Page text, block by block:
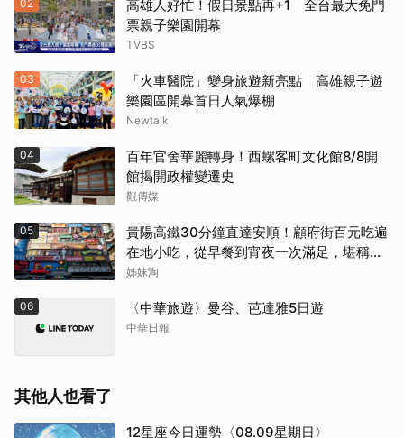
02
高雄人好忙！假日景點再+1 全台最大免門
票親子樂園開幕
TVBS
03
「火車醫院」變身旅遊新亮點 高雄親子遊
樂園區開幕首日人氣爆棚
Newtalk
04
百年官舍華麗轉身！西螺客町文化館8/8開
館揭開政權變遷史
觀傳媒
05
貴陽高鐵30分鐘直達安順！顧府街百元吃遍
在地小吃，從早餐到宵夜一次滿足，堪稱貴
州「小吃王國」
姊妹淘
06 〈中華旅遊〉曼谷、芭達雅5日遊
中華日報
其他人也看了
12星座今日運勢〈08.09星期日〉